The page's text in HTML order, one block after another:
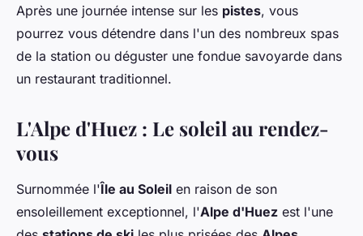
Après une journée intense sur les pistes, vous
pourrez vous détendre dans l'un des nombreux spas
de la station ou déguster une fondue savoyarde dans
un restaurant traditionnel.
L'Alpe d'Huez : Le soleil au rendez-
vous
Surnommée l'Île au Soleil en raison de son
ensoleillement exceptionnel, l'Alpe d'Huez est l'une